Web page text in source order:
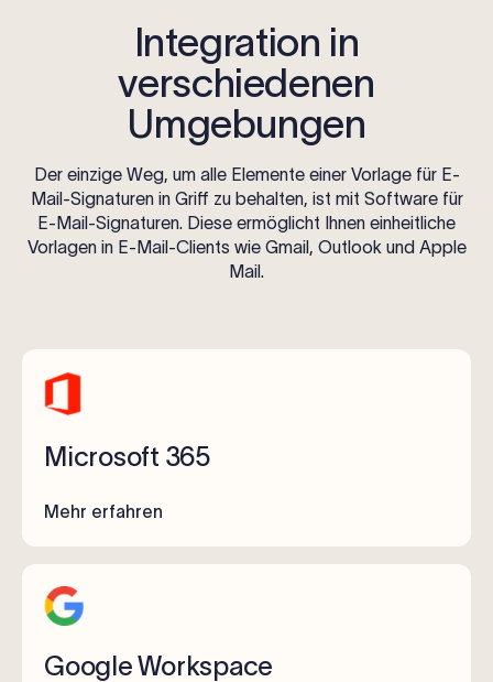
Integration in
verschiedenen
Umgebungen
Der einzige Weg, um alle Elemente einer Vorlage für E-
Mail-Signaturen in Griff zu behalten, ist mit Software für
E-Mail-Signaturen. Diese ermöglicht Ihnen einheitliche
Vorlagen in E-Mail-Clients wie Gmail, Outlook und Apple
Mail.
Microsoft 365
Mehr erfahren
Google Workspace